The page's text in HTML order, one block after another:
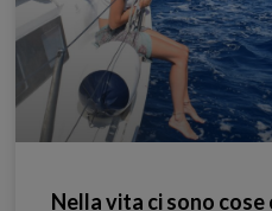
Nella vita ci sono cose